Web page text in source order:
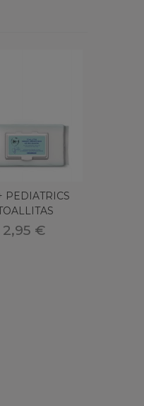
PEDIATRICS
EXTRA8
2,95 €